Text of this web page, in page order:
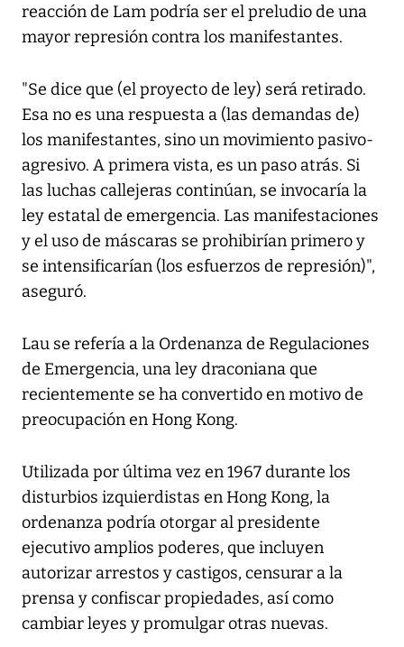
reacción de Lam podría ser el preludio de una
mayor represión contra los manifestantes.
"Se dice que (el proyecto de ley) será retirado.
Esa no es una respuesta a (las demandas de)
los manifestantes, sino un movimiento pasivo-
agresivo. A primera vista, es un paso atrás. Si
las luchas callejeras continúan, se invocaría la
ley estatal de emergencia. Las manifestaciones
y el uso de máscaras se prohibirían primero y
se intensificarían (los esfuerzos de represión)",
aseguró.
Lau se refería a la Ordenanza de Regulaciones
de Emergencia, una ley draconiana que
recientemente se ha convertido en motivo de
preocupación en Hong Kong.
Utilizada por última vez en 1967 durante los
disturbios izquierdistas en Hong Kong, la
ordenanza podría otorgar al presidente
ejecutivo amplios poderes, que incluyen
autorizar arrestos y castigos, censurar a la
prensa y confiscar propiedades, así como
cambiar leyes y promulgar otras nuevas.